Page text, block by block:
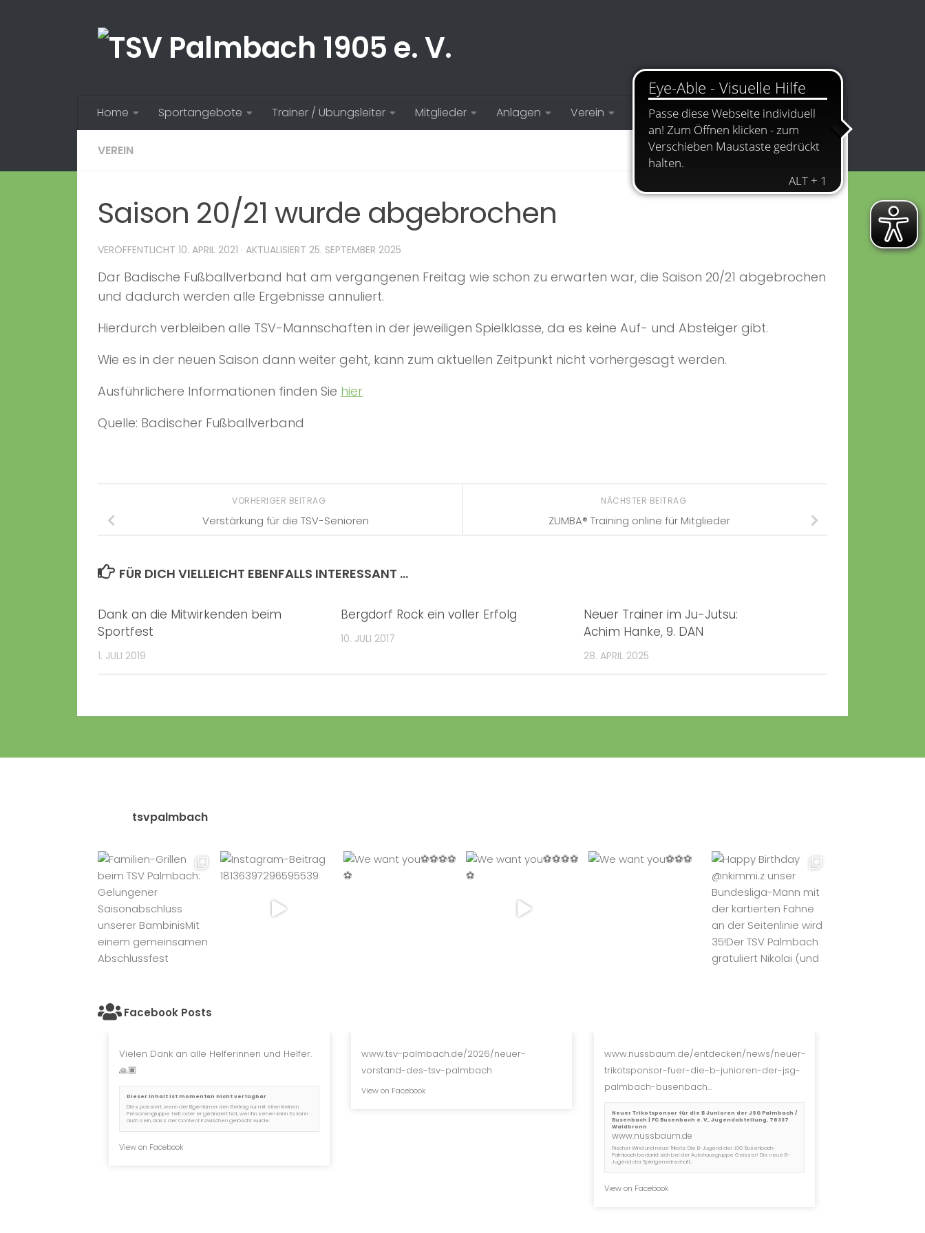
Home Sportangebote Trainer / Übungsleiter Mitglieder Anlagen Verein Kontakt Impressum
VEREIN
Saison 20/21 wurde abgebrochen
VERÖFFENTLICHT 10. APRIL 2021 · AKTUALISIERT 25. SEPTEMBER 2025
Dar Badische Fußballverband hat am vergangenen Freitag wie schon zu erwarten war, die Saison 20/21 abgebrochen
und dadurch werden alle Ergebnisse annuliert.
Hierdurch verbleiben alle TSV-Mannschaften in der jeweiligen Spielklasse, da es keine Auf- und Absteiger gibt.
Wie es in der neuen Saison dann weiter geht, kann zum aktuellen Zeitpunkt nicht vorhergesagt werden.
Ausführlichere Informationen finden Sie hier
Quelle: Badischer Fußballverband
NÄCHSTER BEITRAG
ZUMBA® Training online für Mitglieder
VORHERIGER BEITRAG
Verstärkung für die TSV-Senioren
FÜR DICH VIELLEICHT EBENFALLS INTERESSANT …
Dank an die Mitwirkenden beim
Sportfest
1. JULI 2019
Bergdorf Rock ein voller Erfolg
10. JULI 2017
Neuer Trainer im Ju-Jutsu:
Achim Hanke, 9. DAN
28. APRIL 2025
tsvpalmbach
Facebook Posts
Vielen Dank an alle Helferinnen und Helfer.
🙏🏿
Dieser Inhalt ist momentan nicht verfügbar
Dies passiert, wenn der Eigentümer den Beitrag nur mit einer kleinen
Personengruppe teilt oder er geändert hat, wer ihn sehen kann. Es kann
auch sein, dass der Content inzwischen gelöscht wurde.
View on Facebook
www.tsv-palmbach.de/2026/neuer-
vorstand-des-tsv-palmbach
View on Facebook
www.nussbaum.de/entdecken/news/neuer-
trikotsponsor-fuer-die-b-junioren-der-jsg-
palmbach-busenbach...
Neuer Trikotsponsor für die B Junioren der JSG Palmbach /
Busenbach | FC Busenbach e. V., Jugendabteilung, 76337
Waldbronn
www.nussbaum.de
Frischer Wind und neue Trikots: Die B-Jugend der JSG Busenbach-
Palmbach bedankt sich bei der Autohausgruppe Geisser! Die neue B-
Jugend der Spielgemeinschaft...
View on Facebook